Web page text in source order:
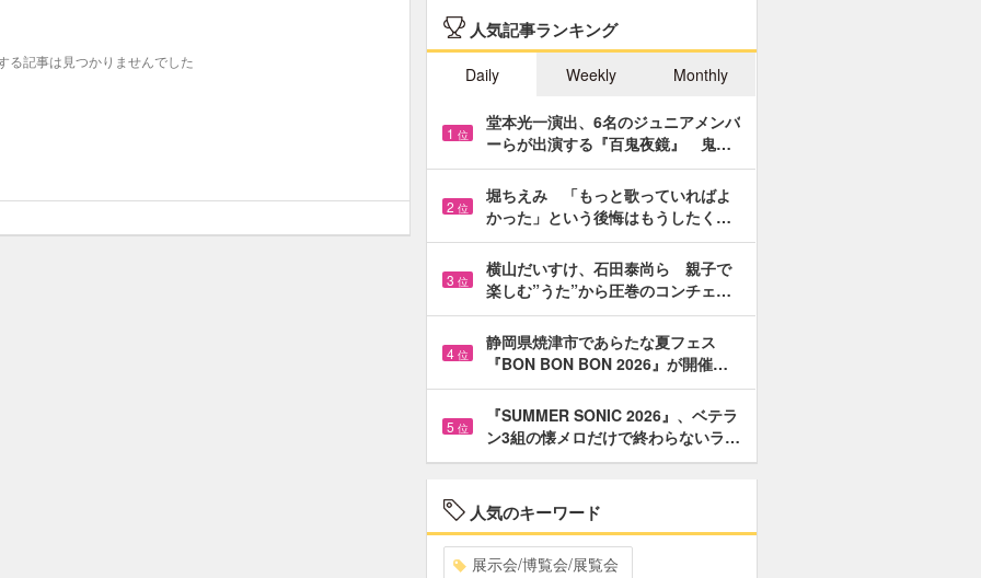
る記事は見つかりませんでした
人気記事ランキング
Daily Weekly Monthly
1 位
堂本光一演出、6名のジュニアメンバ
ーらが出演する『百鬼夜鏡』 鬼…
2 位
堀ちえみ 「もっと歌っていればよ
かった」という後悔はもうしたく…
3 位
横山だいすけ、石田泰尚ら 親子で
楽しむ”うた”から圧巻のコンチェ…
4 位
静岡県焼津市であらたな夏フェス
『BON BON BON 2026』が開催…
5 位
『SUMMER SONIC 2026』、ベテラ
ン3組の懐メロだけで終わらないラ…
人気のキーワード
展示会/博覧会/展覧会